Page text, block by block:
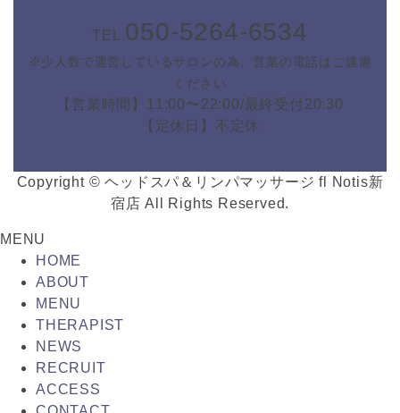
TEL.050-5264-6534
※少人数で運営しているサロンの為、営業の電話はご遠慮
ください
【営業時間】11:00〜22:00/最終受付20:30
【定休日】不定休
Copyright © ヘッドスパ＆リンパマッサージ fl Notis新
宿店 All Rights Reserved.
MENU
HOME
ABOUT
MENU
THERAPIST
NEWS
RECRUIT
ACCESS